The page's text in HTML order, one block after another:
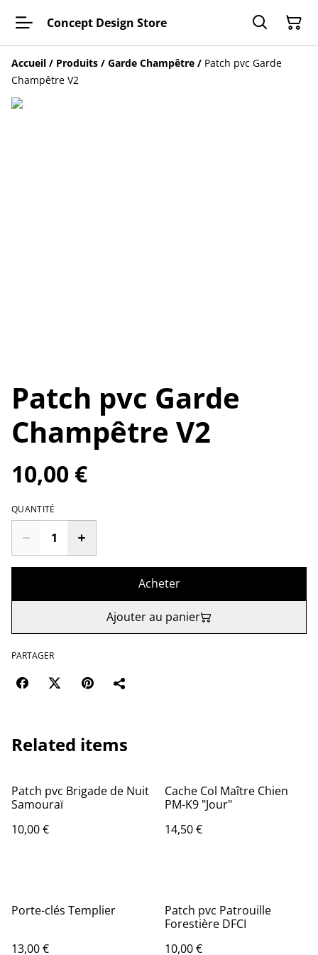
Concept Design Store
Accueil / Produits / Garde Champêtre / Patch pvc Garde
Champêtre V2
Patch pvc Garde
Champêtre V2
10,00 €
QUANTITÉ
Acheter
Ajouter au panier
PARTAGER
Related items
Patch pvc Brigade de Nuit
Samouraï
10,00 €
Cache Col Maître Chien
PM-K9 "Jour"
14,50 €
Porte-clés Templier
13,00 €
Patch pvc Patrouille
Forestière DFCI
10,00 €